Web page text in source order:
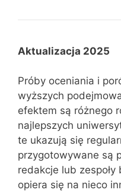
Aktualizacja 2025
Próby oceniania i
wyższych
efektem są różnego
najlepszych
te ukazują się
przygotowywane są
redakcje lub
opiera się na nieco